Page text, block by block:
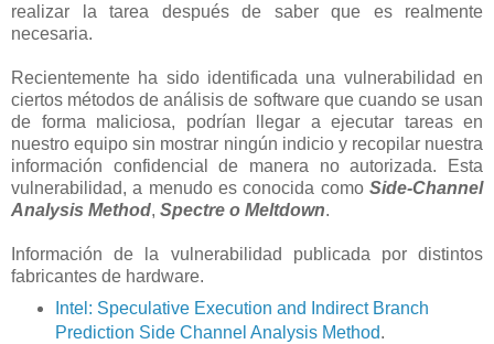
realizar la tarea después de saber que es realmente
necesaria.
Recientemente ha sido identificada una vulnerabilidad en
ciertos métodos de análisis de software que cuando se usan
de forma maliciosa, podrían llegar a ejecutar tareas en
nuestro equipo sin mostrar ningún indicio y recopilar nuestra
información confidencial de manera no autorizada. Esta
vulnerabilidad, a menudo es conocida como Side-Channel
Analysis Method, Spectre o Meltdown.
Información de la vulnerabilidad publicada por distintos
fabricantes de hardware.
Intel: Speculative Execution and Indirect Branch
Prediction Side Channel Analysis Method.